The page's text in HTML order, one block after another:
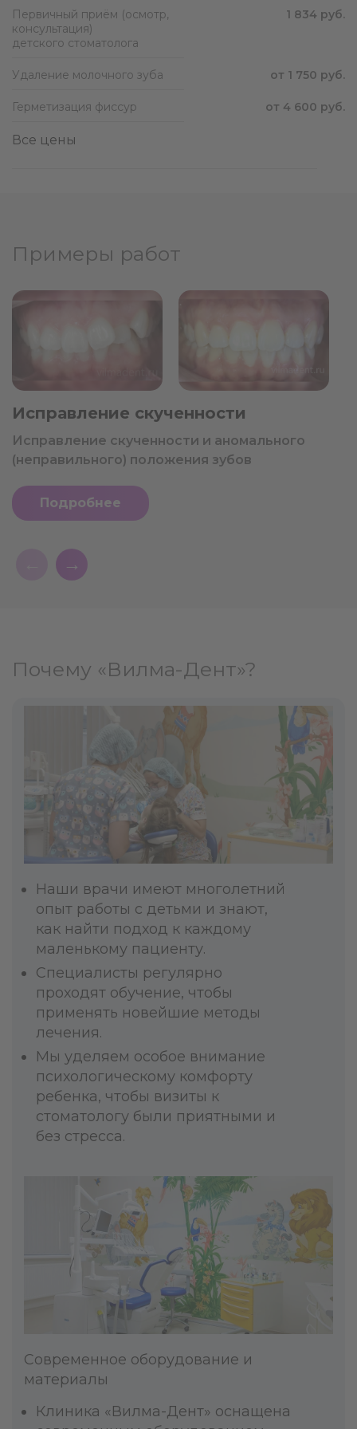
Первичный приём (осмотр,
консультация)
детского стоматолога
1 834 руб.
Удаление молочного зуба от 1 750 руб.
Герметизация фиссур от 4 600 руб.
Все цены
Примеры работ
Исправление скученности
Исправление скученности и аномального
(неправильного) положения зубов
Подробнее
→
Почему «Вилма-Дент»?
Наши врачи имеют многолетний
опыт работы с детьми и знают,
как найти подход к каждому
маленькому пациенту.
Специалисты регулярно
проходят обучение, чтобы
применять новейшие методы
лечения.
Мы уделяем особое внимание
психологическому комфорту
ребенка, чтобы визиты к
стоматологу были приятными и
без стресса.
Современное оборудование и
материалы
Клиника «Вилма-Дент» оснащена